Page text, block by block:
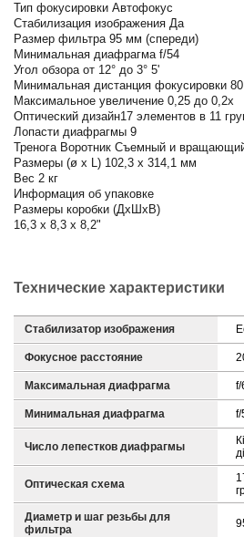
Тип фокусировки Автофокус
Стабилизация изображения Да
Размер фильтра 95 мм (спереди)
Минимальная диафрагма f/54
Угол обзора от 12° до 3° 5'
Минимальная дистанция фокусировки
Максимальное увеличение 0,25 до 0,2x
Оптический дизайн17 элементов в 11
Лопасти диафрагмы 9
Тренога Воротник Съемный и
Размеры (ø x L) 102,3 x 314,1 мм
Вес 2 кг
Информация об упаковке
Размеры коробки (ДxШxВ)
16,3 x 8,3 x 8,2"
Технические характеристики
Стабилизатор изображения
Фокусное расстояние
Максимальная диафрагма f/
Минимальная диафрагма f/
Число лепестков диафрагмы
Оптическая схема
Диаметр и шаг резьбы для
фильтра